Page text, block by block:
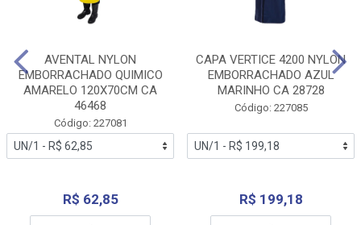
AVENTAL NYLON
EMBORRACHADO QUIMICO
AMARELO 120X70CM CA
46468
Código: 227081
R$ 62,85
CAPA VERTICE 4200 NYLON
EMBORRACHADO AZUL
MARINHO CA 28728
Código: 227085
R$ 199,18